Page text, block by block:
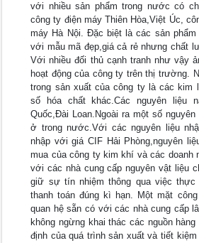
với nhiều sản phẩm trong nước có
công ty điện máy Thiên Hòa,Việt Úc,
máy Hà Nội. Đặc biệt là các sản
với mẫu mã đẹp,giá cả rẻ nhưng chất
Với nhiều đối thủ cạnh tranh như vậy
hoạt động của công ty trên thị trường.
trong sản xuất của công ty là các kim
số hóa chất khác.Các nguyên liệu
Quốc,Đài Loan.Ngoài ra một số
ở trong nước.Với các nguyên liệu
nhập với giá CIF Hải Phòng,nguyên
mua của công ty kim khí và các doanh
với các nhà cung cấp nguyên vật liệu
giữ sự tín nhiệm thông qua việc thực
thanh toán đúng kì hạn. Một mặt
quan hệ sẵn có với các nhà cung cấp
không ngừng khai thác các nguồn
định của quá trình sản xuất và tiết